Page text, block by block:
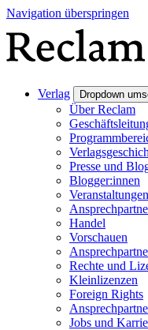
Navigation überspringen
Verlag Dropdown
Über Reclam
Presse und
Blogger:innen
Veranstaltungen
Handel
Vorschauen
Rechte und
Kleinlizenzen
Foreign Rights
Jobs und